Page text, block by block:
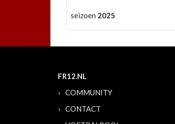
seizoen 2025
FR12.NL
COMMUNITY
CONTACT